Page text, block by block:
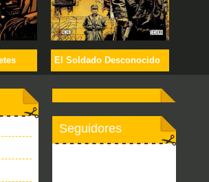
El Soldado Desconocido
Seguidores